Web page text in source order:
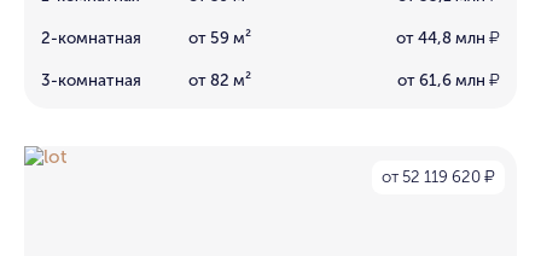
2-комнатная от 59 м² от 44,8 млн ₽
3-комнатная от 82 м² от 61,6 млн ₽
от 52 119 620 ₽